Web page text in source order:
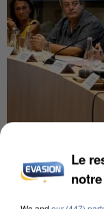
INCENDIES :
DE
Le